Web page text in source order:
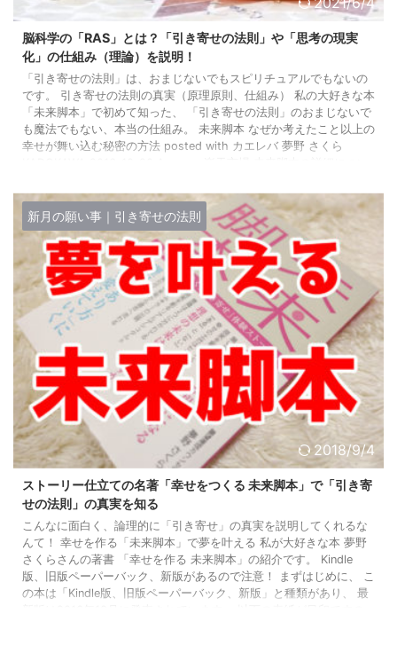
脳科学の「RAS」とは？「引き寄せの法則」や「思考の現実
化」の仕組み（理論）を説明！
「引き寄せの法則」は、おまじないでもスピリチュアルでもないの
です。 引き寄せの法則の真実（原理原則、仕組み） 私の大好きな本
「未来脚本」で初めて知った、 「引き寄せの法則」のおまじないで
も魔法でもない、本当の仕組み。 未来脚本 なぜか考えたこと以上の
幸せが舞い込む秘密の方法 posted with カエレバ 夢野 さくら
い」と思っていた 正直私は、かつて「引き寄 ...
新月の願い事｜引き寄せの法則
2018/9/4
ストーリー仕立ての名著「幸せをつくる 未来脚本」で「引き寄
せの法則」の真実を知る
こんなに面白く、論理的に「引き寄せ」の真実を説明してくれるな
んて！ 幸せを作る「未来脚本」で夢を叶える 私が大好きな本 夢野
さくらさんの著書 「幸せを作る 未来脚本」の紹介です。 Kindle
版、旧版ペーパーバック、新版があるので注意！ まずはじめに、 こ
の本は「Kindle版、旧版ペーパーバック、新版」と種類があり、 最